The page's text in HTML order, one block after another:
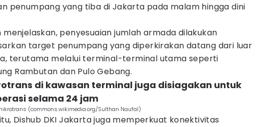
penumpang yang tiba di Jakarta pada malam hingga dini
menjelaskan, penyesuaian jumlah armada dilakukan
target penumpang yang diperkirakan datang dari luar
terutama melalui terminal-terminal utama seperti
Rambutan dan Pulo Gebang.
di kawasan terminal juga disiagakan untuk
selama 24 jam
(commons.wikimedia.org/Sulthan Naufal)
Dishub DKI Jakarta juga memperkuat konektivitas